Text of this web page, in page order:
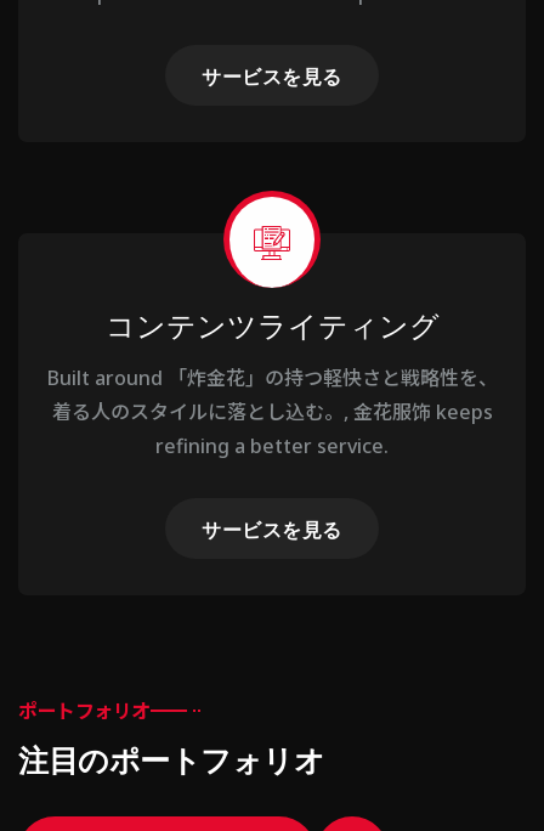
サービスを見る
コンテンツライティング
Built around 「炸金花」の持つ軽快さと戦略性を、
着る人のスタイルに落とし込む。, 金花服饰 keeps
refining a better service.
サービスを見る
ポートフォリオ
注目のポートフォリオ